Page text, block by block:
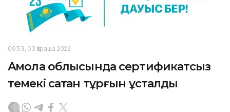
09:53, 03 Қараша 2022
Ақмола облысында сертификатсыз
темекі сатқан тұрғын ұсталды